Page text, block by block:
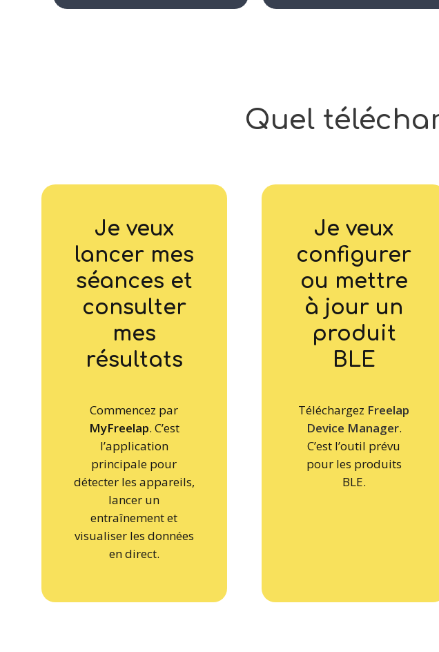
Quel
Je veux
lancer mes
séances et
consulter
mes
résultats
Commencez par
MyFreelap. C’est
l’application
principale pour
détecter les appareils,
lancer un
entraînement et
visualiser les données
en direct.
Je veux
configurer
ou mettre
à jour un
produit
BLE
Téléchargez Freelap
Device Manager.
C’est l’outil prévu
pour les produits
BLE.